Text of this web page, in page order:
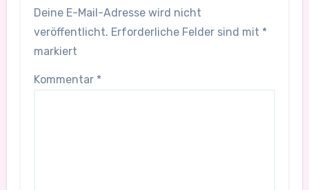
Deine E-Mail-Adresse wird nicht
veröffentlicht. Erforderliche Felder sind mit *
markiert
Kommentar *